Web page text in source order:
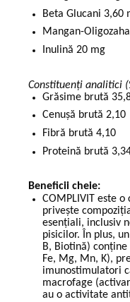
Beta Glucani 3,60
Mangan-
Inulină 20 mg
Constituenți analitici
Grăsime brută
Cenușă brută 2,10
Fibră brută 4,10
Proteină brută
Beneficii cheie:
COMPLIVIT este
privește
esențiali, inclusiv
pisicilor. În plus,
B, Biotină)
Fe, Mg, Mn, K),
imunostimulatori
macrofage
au o activitate